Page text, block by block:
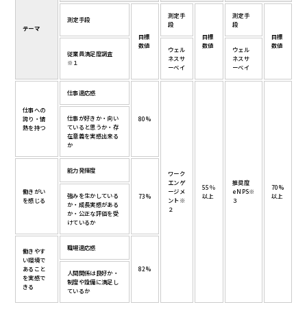
テーマ
測定手段
目標
数値
測定手
段
目標
数値
測定手
段
目標
数値
従業員満足度調査
※１
ウェル
ネスサ
ーベイ
ウェル
ネスサ
ーベイ
仕事への
誇り・情
熱を持つ
仕事適応感
80%
ワーク
エンゲ
ージメ
ント※
２
55％
以上
推奨度
eNPS※
３
70%
以上
仕事が好きか・向い
ていると思うか・存
在意義を実感出来る
か
働きがい
を感じる
能力発揮度
73%
強みを生かしている
か・成長実感がある
か・公正な評価を受
けているか
働きやす
い環境で
あること
を実感で
きる
職場適応感
82%
人間関係は良好か・
制度や設備に満足し
ているか